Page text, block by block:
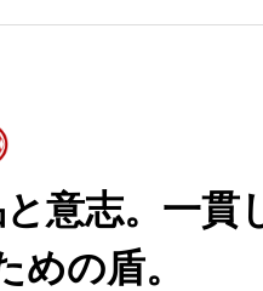
意志。一貫
めの盾。